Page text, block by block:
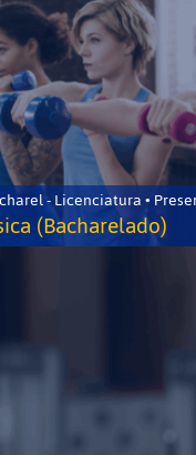
- Licenciatura •
(Bacharelado)